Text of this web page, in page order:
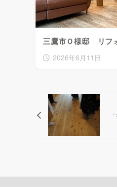
三鷹市Ｏ様邸 リフ
2026年6月11日